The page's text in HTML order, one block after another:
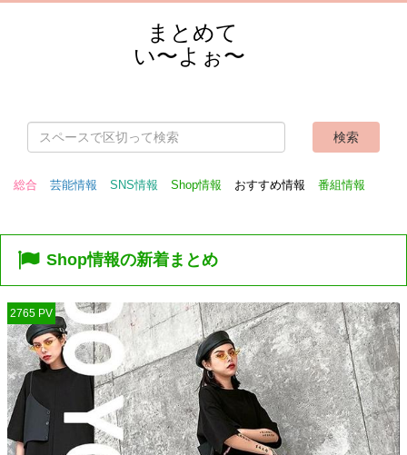
まとめて
い〜よぉ〜
総合 芸能情報 SNS情報 Shop情報 おすすめ情報 番組情報
Shop情報の新着まとめ
2765 PV